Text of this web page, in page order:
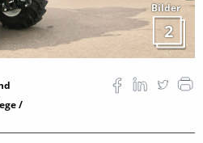
Bilder
2
/